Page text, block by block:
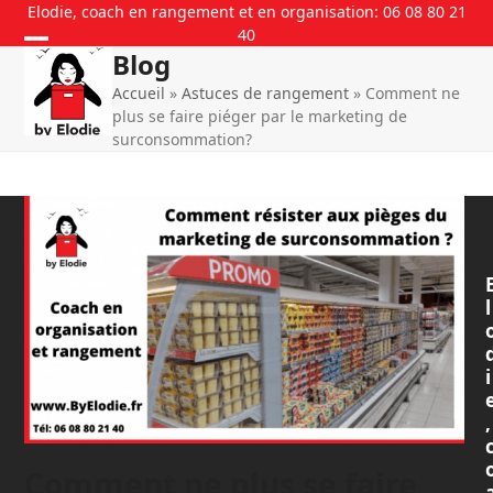
Skip
content
Elodie, coach en rangement et en organisation: 06 08 80 21
40
Blog
Accueil »Astuces de rangement » Comment ne
plus se faire piéger par le marketing de
surconsommation?
l
i
,